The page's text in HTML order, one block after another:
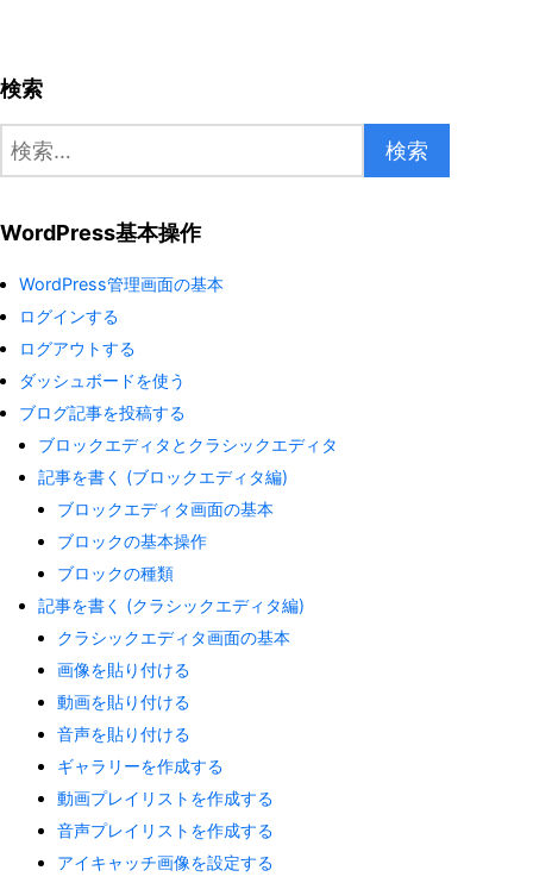
検索
検
索:
WordPress基本操作
WordPress管理画面の基本
ログインする
ログアウトする
ダッシュボードを使う
ブログ記事を投稿する
ブロックエディタとクラシックエディタ
記事を書く (ブロックエディタ編)
ブロックエディタ画面の基本
ブロックの基本操作
ブロックの種類
記事を書く (クラシックエディタ編)
クラシックエディタ画面の基本
画像を貼り付ける
動画を貼り付ける
音声を貼り付ける
ギャラリーを作成する
動画プレイリストを作成する
音声プレイリストを作成する
アイキャッチ画像を設定する